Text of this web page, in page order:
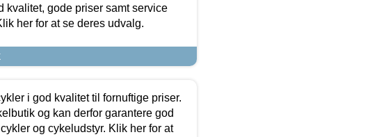
kvalitet, gode priser samt service
her for at se deres udvalg.
i god kvalitet til fornuftige priser.
og kan derfor garantere god
og cykeludstyr. Klik her for at